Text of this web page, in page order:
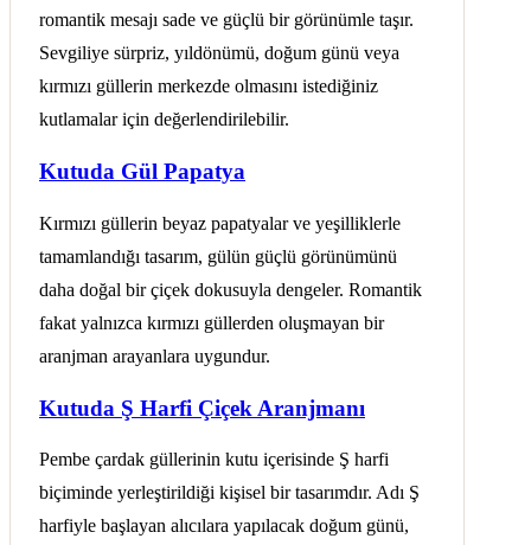
romantik mesajı sade ve güçlü bir görünümle taşır.
Sevgiliye sürpriz, yıldönümü, doğum günü veya
kırmızı güllerin merkezde olmasını istediğiniz
kutlamalar için değerlendirilebilir.
Kutuda Gül Papatya
Kırmızı güllerin beyaz papatyalar ve yeşilliklerle
tamamlandığı tasarım, gülün güçlü görünümünü
daha doğal bir çiçek dokusuyla dengeler. Romantik
fakat yalnızca kırmızı güllerden oluşmayan bir
aranjman arayanlara uygundur.
Kutuda Ş Harfi Çiçek Aranjmanı
Pembe çardak güllerinin kutu içerisinde Ş harfi
biçiminde yerleştirildiği kişisel bir tasarımdır. Adı Ş
harfiyle başlayan alıcılara yapılacak doğum günü,